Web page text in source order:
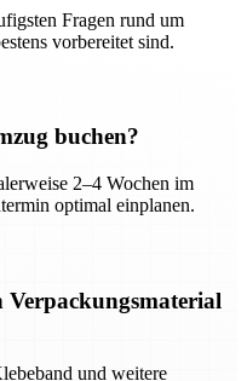
Fragen rund um
vorbereitet sind.
buchen?
2–4 Wochen im
optimal einplanen.
und weitere